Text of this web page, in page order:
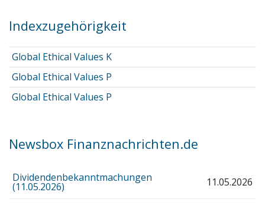
Indexzugehörigkeit
Global Ethical Values K
Global Ethical Values P
Global Ethical Values P
Newsbox Finanznachrichten.de
Dividendenbekanntmachungen
(11.05.2026) 11.05.2026